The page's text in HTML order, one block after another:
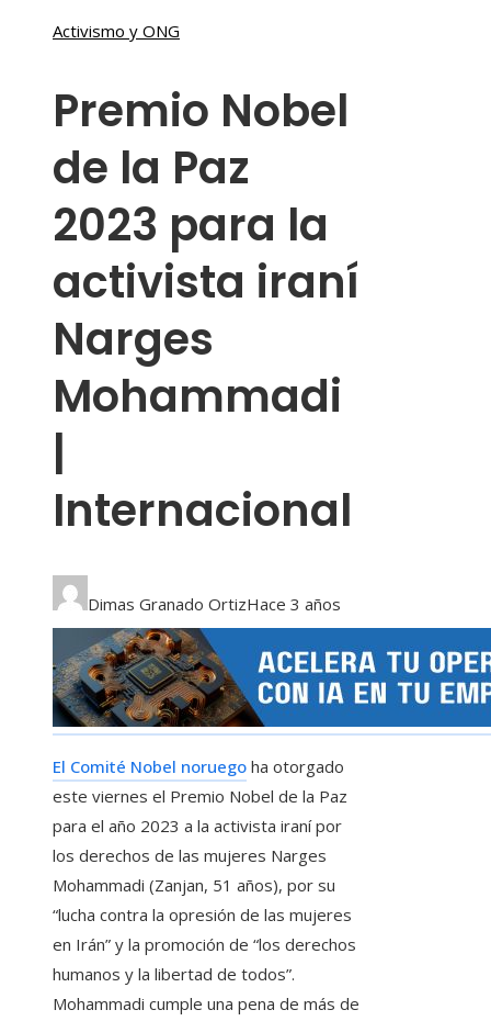
Activismo y ONG
Premio Nobel
de la Paz
2023 para la
activista iraní
Narges
Mohammadi
|
Internacional
Dimas Granado OrtizHace 3 años
El Comité Nobel noruego ha otorgado
este viernes el Premio Nobel de la Paz
para el año 2023 a la activista iraní por
los derechos de las mujeres Narges
Mohammadi (Zanjan, 51 años), por su
“lucha contra la opresión de las mujeres
en Irán” y la promoción de “los derechos
humanos y la libertad de todos”.
Mohammadi cumple una pena de más de